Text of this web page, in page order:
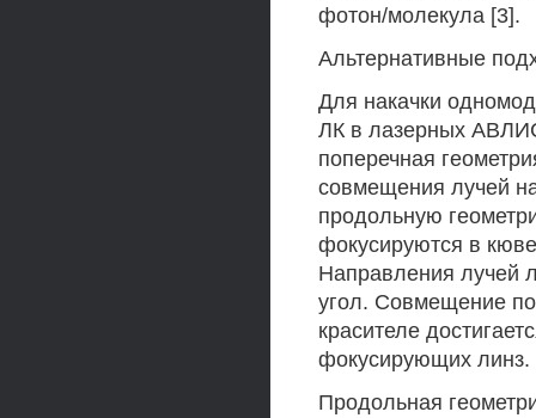
фотон/молекула [3].
Альтернативные
Для накачки
ЛК в лазерных
поперечная
совмещения лучей
продольную
фокусируются в
Направления лучей
угол. Совмещение
красителе
фокусирующих линз.
Продольная